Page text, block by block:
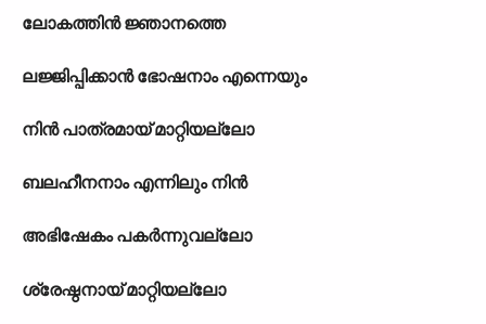
ലോകത്തിന്‍ ജ്ഞാനത്തെ
ലജ്ജിപ്പിക്കാന്‍ ഭോഷനാം എന്നെയും
നിന്‍പാത്രമായ് മാറ്റിയല്ലോ
ബലഹീനനാം എന്നിലും നിന്‍
അഭിഷേകം പകര്‍ന്നുവല്ലോ
ശ്രേഷ്ഠനായ് മാറ്റിയല്ലോ